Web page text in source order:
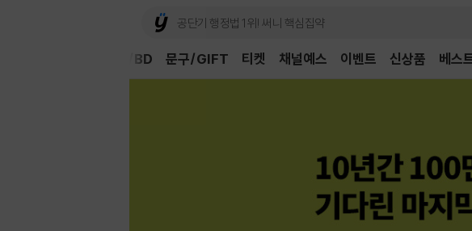
채널예스 이벤트 신상품 베스
DVD/BD 문구/GIFT 티켓